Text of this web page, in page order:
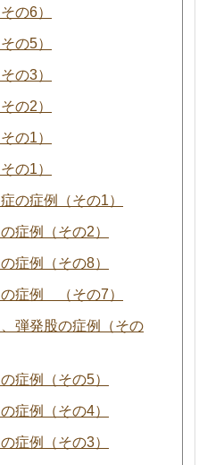
の6）
の5）
の3）
の2）
の1）
の1）
の症例（その1）
症例（その2）
症例（その8）
症例 （その7）
弾発股の症例（その
症例（その5）
症例（その4）
症例（その3）